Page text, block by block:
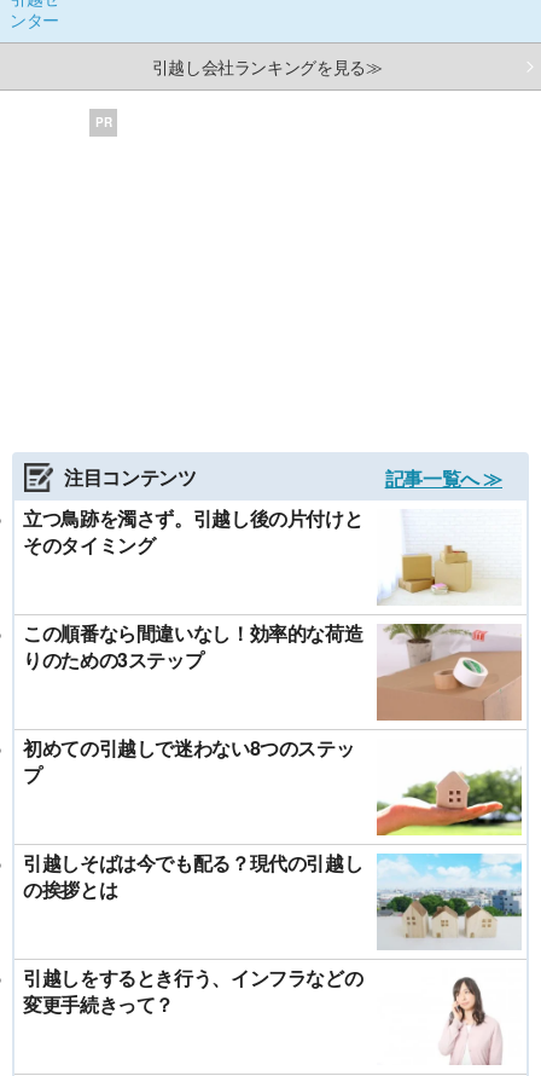
引越し会社ランキングを見る≫
PR
注目コンテンツ
記事一覧へ ≫
立つ鳥跡を濁さず。引越し後の片付けと
そのタイミング
この順番なら間違いなし！効率的な荷造
りのための3ステップ
初めての引越しで迷わない8つのステッ
プ
引越しそばは今でも配る？現代の引越し
の挨拶とは
引越しをするとき行う、インフラなどの
変更手続きって？